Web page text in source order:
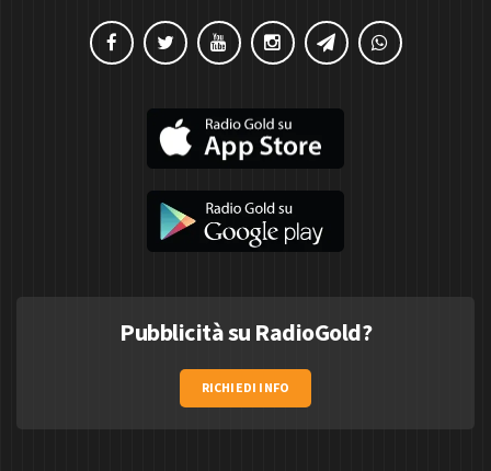
Pubblicità su RadioGold?
RICHIEDI INFO